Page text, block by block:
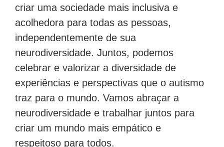
criar uma sociedade mais inclusiva e
acolhedora para todas as pessoas,
independentemente de sua
neurodiversidade. Juntos, podemos
celebrar e valorizar a diversidade de
experiências e perspectivas que o autismo
traz para o mundo. Vamos abraçar a
neurodiversidade e trabalhar juntos para
criar um mundo mais empático e
respeitoso para todos.